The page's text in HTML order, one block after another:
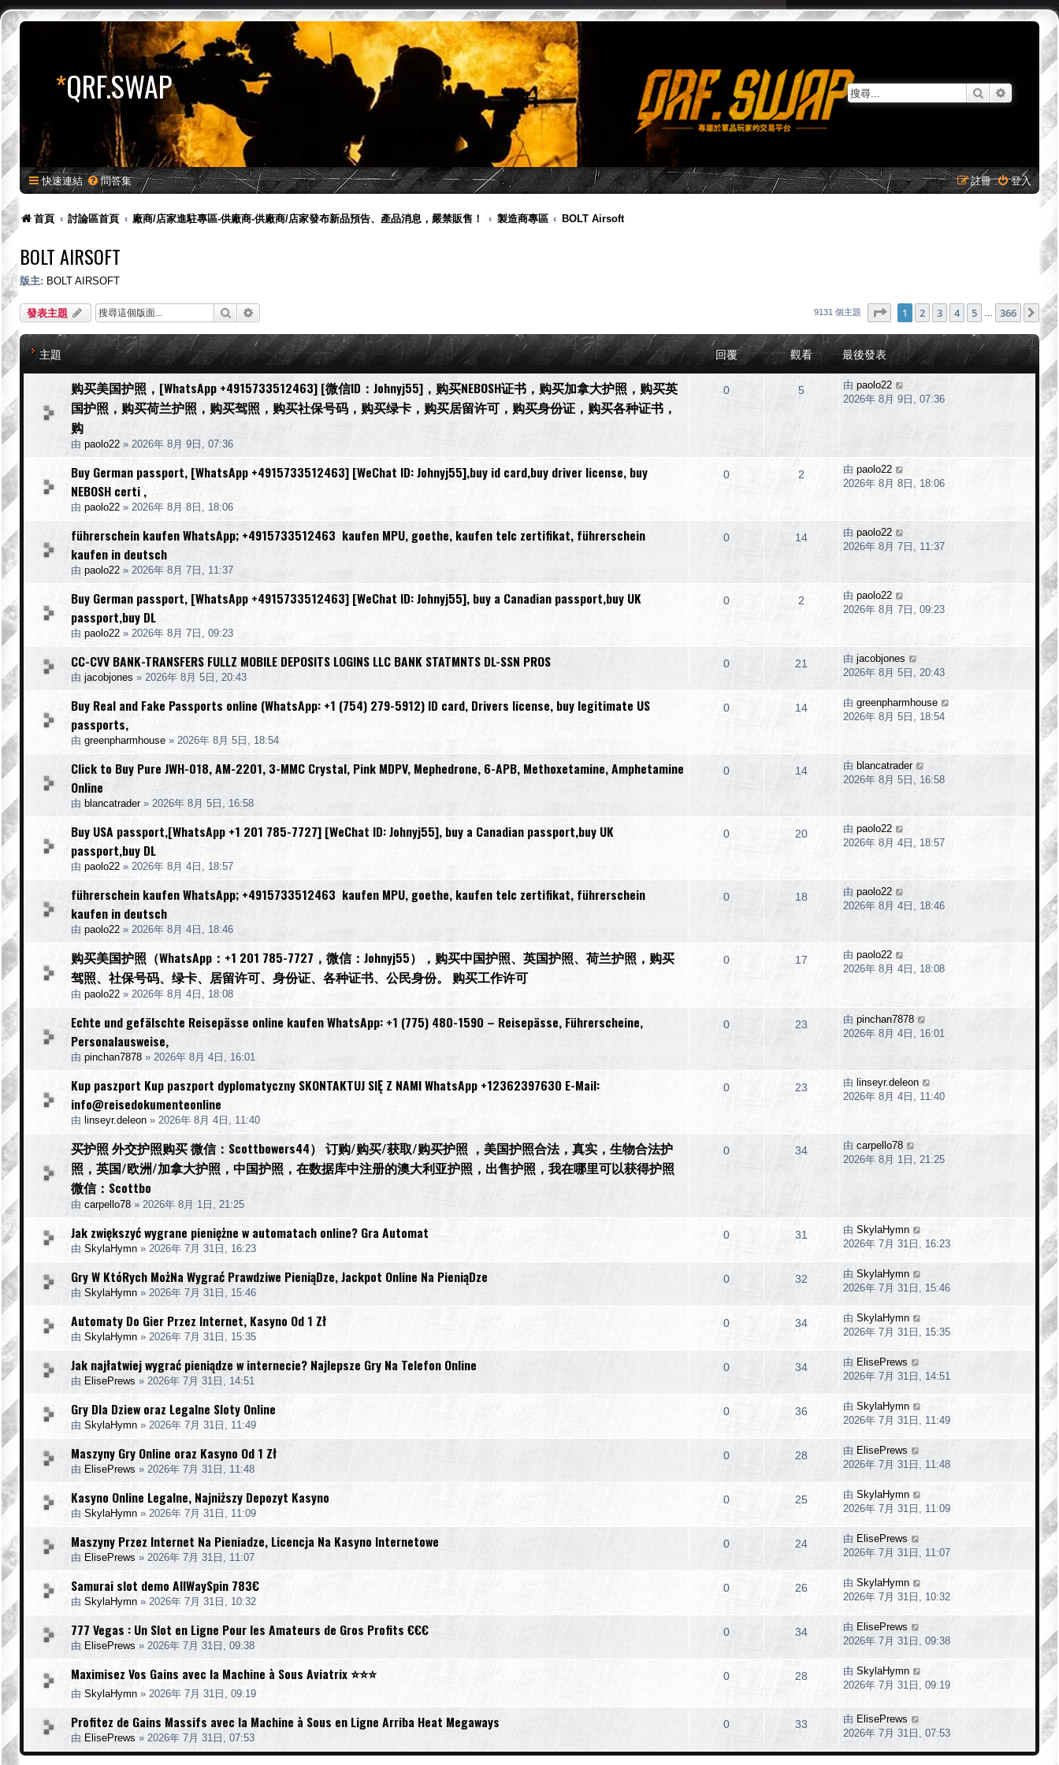
*QRF.SWAP 搜尋
快速連結 問答集 登入
註冊
首頁 討論區首頁 廠商/店家進駐專區-供廠商-供廠商/店家發布新品預告、產品消息，嚴禁販售！ 製造商專區 BOLT Airsoft
BOLT AIRSOFT
版主: BOLT AIRSOFT
發表主題 搜尋 9131 個主題 1頁 (共 366 頁)
1 2 3 4 5 366 下
主題 回覆 觀看 最後發表
购买美国护照，[WhatsApp +4915733512463] [微信ID：Johnyj55]，购买NEBOSH证书，购买加拿大护照，购买英
国护照，购买荷兰护照，购买驾照，购买社保号码，购买绿卡，购买居留许可，购买身份证，购买各种证书，
购
由 paolo22 » 2026年 8月 9日, 07:36
0 5 由 paolo22
2026年 8月 9日, 07:36
Buy German passport, [WhatsApp +4915733512463] [WeChat ID: Johnyj55],buy id card,buy driver license, buy
NEBOSH certi ,
由 paolo22 » 2026年 8月 8日, 18:06
0 2 由 paolo22
2026年 8月 8日, 18:06
führerschein kaufen WhatsApp; +4915733512463 kaufen MPU, goethe, kaufen telc zertifikat, führerschein
kaufen in deutsch
由 paolo22 » 2026年 8月 7日, 11:37
0 14 由 paolo22
2026年 8月 7日, 11:37
Buy German passport, [WhatsApp +4915733512463] [WeChat ID: Johnyj55], buy a Canadian passport,buy UK
passport,buy DL
由 paolo22 » 2026年 8月 7日, 09:23
0 2 由 paolo22
2026年 8月 7日, 09:23
CC-CVV BANK-TRANSFERS FULLZ MOBILE DEPOSITS LOGINS LLC BANK STATMNTS DL-SSN PROS
由 jacobjones » 2026年 8月 5日, 20:43
0 21 由 jacobjones
2026年 8月 5日, 20:43
Buy Real and Fake Passports online (WhatsApp: +1 (754) 279-5912) ID card, Drivers license, buy legitimate US
passports,
由 greenpharmhouse » 2026年 8月 5日, 18:54
0 14 由 greenpharmhouse
2026年 8月 5日, 18:54
Click to Buy Pure JWH-018, AM-2201, 3-MMC Crystal, Pink MDPV, Mephedrone, 6-APB, Methoxetamine, Amphetamine
Online
由 blancatrader» 2026年 8月 5日, 16:58
0 14 由 blancatrader
2026年 8月 5日, 16:58
Buy USA passport,[WhatsApp +1 201 785-7727] [WeChat ID: Johnyj55], buy a Canadian passport,buy UK
passport,buy DL
由 paolo22 » 2026年 8月 4日, 18:57
0 20 由 paolo22
2026年 8月 4日, 18:57
führerschein kaufen WhatsApp; +4915733512463 kaufen MPU, goethe, kaufen telc zertifikat, führerschein
kaufen in deutsch
由 paolo22 » 2026年 8月 4日, 18:46
0 18 由 paolo22
2026年 8月 4日, 18:46
购买美国护照（WhatsApp：+1 201 785-7727，微信：Johnyj55），购买中国护照、英国护照、荷兰护照，购买
驾照、社保号码、绿卡、居留许可、身份证、各种证书、公民身份。 购买工作许可
由 paolo22 » 2026年 8月 4日, 18:08
0 17 由 paolo22
2026年 8月 4日, 18:08
Echte und gefälschte Reisepässe online kaufen WhatsApp: +1 (775) 480-1590 – Reisepässe, Führerscheine,
Personalausweise,
由 pinchan7878 » 2026年 8月 4日, 16:01
0 23 由 pinchan7878
2026年 8月 4日, 16:01
Kup paszport Kup paszport dyplomatyczny SKONTAKTUJ SIĘ Z NAMI WhatsApp +12362397630 E-Mail:
info@reisedokumenteonline
由 linseyr.deleon » 2026年 8月 4日, 11:40
0 23 由 linseyr.deleon
2026年 8月 4日, 11:40
买护照 外交护照购买 微信：Scottbowers44） 订购/购买/获取/购买护照 ，美国护照合法，真实，生物合法护
照，英国/欧洲/加拿大护照，中国护照，在数据库中注册的澳大利亚护照，出售护照，我在哪里可以获得护照
微信：Scottbo
由 carpello78 » 2026年 8月 1日, 21:25
0 34 由 carpello78
2026年 8月 1日, 21:25
Jak zwiększyć wygrane pieniężne w automatach online? Gra Automat
由 SkylaHymn » 2026年 7月 31日, 16:23
0 31 由 SkylaHymn
2026年 7月 31日, 16:23
Gry W KtóRych MożNa Wygrać Prawdziwe PieniąDze, Jackpot Online Na PieniąDze
由 SkylaHymn » 2026年 7月 31日, 15:46
0 32 由 SkylaHymn
2026年 7月 31日, 15:46
Automaty Do Gier Przez Internet, Kasyno Od 1 Zł
由 SkylaHymn » 2026年 7月 31日, 15:35
0 34 由 SkylaHymn
2026年 7月 31日, 15:35
Jak najłatwiej wygrać pieniądze w internecie? Najlepsze Gry Na Telefon Online
由 ElisePrews » 2026年 7月 31日, 14:51
0 34 由 ElisePrews
2026年 7月 31日, 14:51
Gry Dla Dziew oraz Legalne Sloty Online
由 SkylaHymn » 2026年 7月 31日, 11:49
0 36 由 SkylaHymn
2026年 7月 31日, 11:49
Maszyny Gry Online oraz Kasyno Od 1 Zł
由 ElisePrews » 2026年 7月 31日, 11:48
0 28 由 ElisePrews
2026年 7月 31日, 11:48
Kasyno Online Legalne, Najniższy Depozyt Kasyno
由 SkylaHymn » 2026年 7月 31日, 11:09
0 25 由 SkylaHymn
2026年 7月 31日, 11:09
Maszyny Przez Internet Na Pieniadze, Licencja Na Kasyno Internetowe
由 ElisePrews » 2026年 7月 31日, 11:07
0 24 由 ElisePrews
2026年 7月 31日, 11:07
Samurai slot demo AllWaySpin 783€
由 SkylaHymn » 2026年 7月 31日, 10:32
0 26 由 SkylaHymn
2026年 7月 31日, 10:32
777 Vegas : Un Slot en Ligne Pour les Amateurs de Gros Profits €€€
由 ElisePrews » 2026年 7月 31日, 09:38
0 34 由 ElisePrews
2026年 7月 31日, 09:38
Maximisez Vos Gains avec la Machine à Sous Aviatrix ⭐⭐⭐
由 SkylaHymn » 2026年 7月 31日, 09:19
0 28 由 SkylaHymn
2026年 7月 31日, 09:19
Profitez de Gains Massifs avec la Machine à Sous en Ligne Arriba Heat Megaways
由 ElisePrews » 2026年 7月 31日, 07:53
0 33 由 ElisePrews
2026年 7月 31日, 07:53